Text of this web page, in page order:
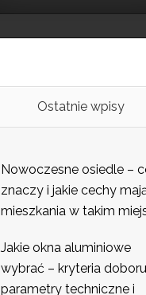
Ostatnie wpisy
Nowoczesne osiedle –
znaczy i jakie cechy
mieszkania w takim
Jakie okna aluminiowe
wybrać – kryteria
parametry techniczne i